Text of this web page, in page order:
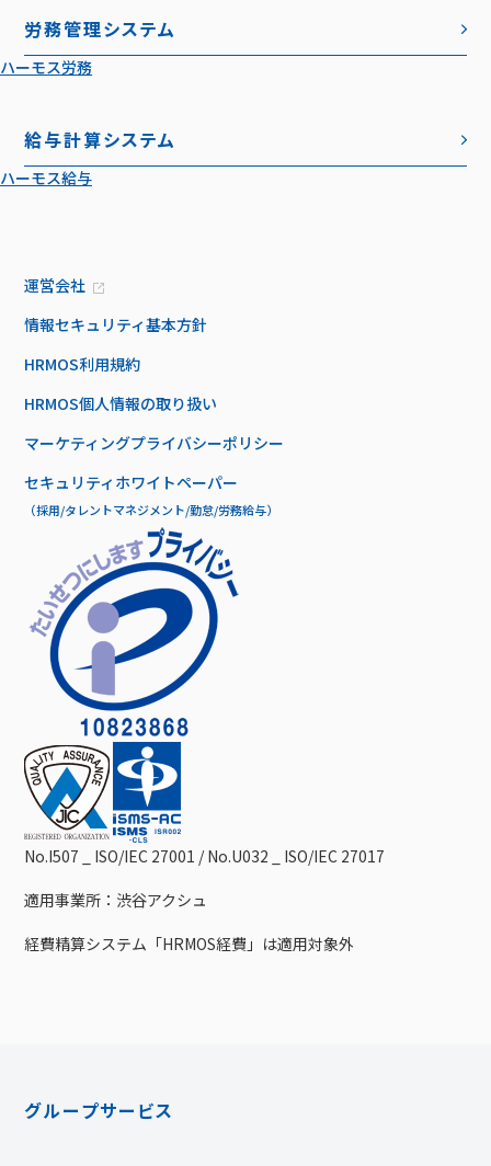
労務管理システム
ハーモス労務
給与計算システム
ハーモス給与
運営会社
情報セキュリティ基本方針
HRMOS利用規約
HRMOS個人情報の取り扱い
マーケティングプライバシーポリシー
セキュリティホワイトペーパー
（採用/タレントマネジメント/勤怠/労務給与）
No.I507 _ ISO/IEC 27001 / No.U032 _ ISO/IEC 27017
適用事業所：渋谷アクシュ
経費精算システム「HRMOS経費」は適用対象外
グループサービス